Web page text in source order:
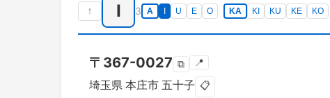
↑ I 3 A U E O KA KI KU KE KO
〒 367-0027 ⧉ 📍
埼玉県 本庄市 五十子 📋